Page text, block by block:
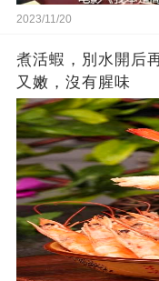
2023/11/20
煮活蝦，別水開后
又嫩，沒有腥味